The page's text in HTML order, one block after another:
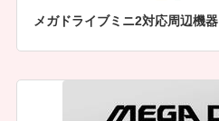
メガドライブミニ2対応周辺機器